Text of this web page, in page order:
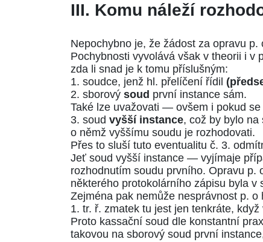
III. Komu náleží
Nepochybno je, že žádost za opravu
Pochybnosti vyvolává však v theorii i v
zda li snad je k tomu příslušným:
1. soudce, jenž hl. přelíčení řídil
2. sborový soud první instance sám.
Také lze uvažovati — ovšem i pokud
3. soud vyšší instance, což by bylo
o němž vyššímu soudu je rozhodovati.
Přes to sluší tuto eventualitu č. 3.
Jeť soud vyšší instance — vyjímaje
rozhodnutím soudu prvního. Opravu
některého protokolárního zápisu byla
Zejména pak nemůže nesprávnost p.
1. tr. ř. zmatek tu jest jen tenkráte, když
Proto kassační soud dle konstantní
takovou na sborový soud první